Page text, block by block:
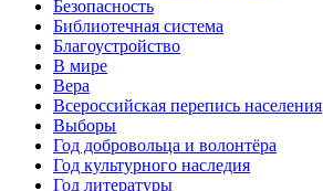
Безопасность
Библиотечная система
Благоустройство
В мире
Вера
Всероссийская перепись населения
Выборы
Год добровольца и волонтёра
Год культурного наследия
Год литературы